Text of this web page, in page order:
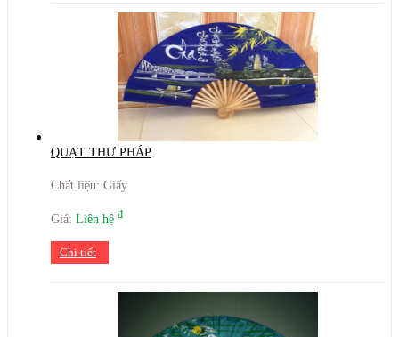
QUẠT THƯ PHÁP
Chất liệu: Giấy
Giá: Liên hệ đ
Chi tiết